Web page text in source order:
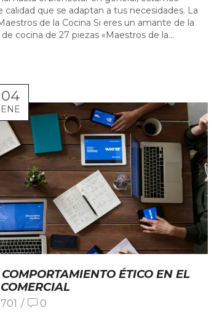
que se adaptan a tus necesidades. La
de la Cocina Si eres un amante de la
cocina de 27 piezas «Maestros de la...
04
ENE
ÉTICO EN EL
/ 0